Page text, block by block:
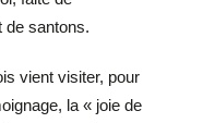
de santons.
vient visiter, pour
la « joie de